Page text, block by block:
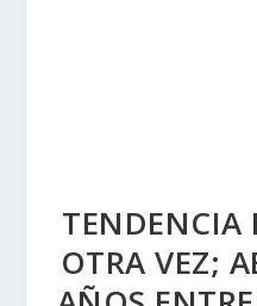
TENDENCIA
OTRA VEZ;